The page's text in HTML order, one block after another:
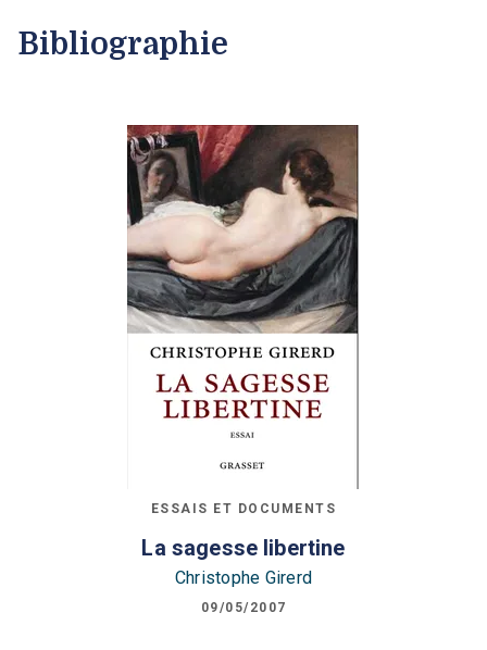
Bibliographie
ESSAIS ET DOCUMENTS
La sagesse libertine
Christophe Girerd
09/05/2007